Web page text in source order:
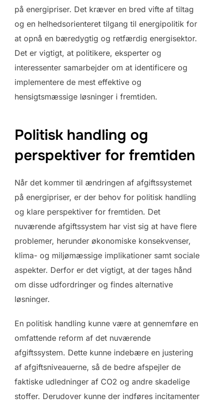
på energipriser. Det kræver en bred vifte af tiltag
og en helhedsorienteret tilgang til energipolitik for
at opnå en bæredygtig og retfærdig energisektor.
Det er vigtigt, at politikere, eksperter og
interessenter samarbejder om at identificere og
implementere de mest effektive og
hensigtsmæssige løsninger i fremtiden.
Politisk handling og
perspektiver for fremtiden
Når det kommer til ændringen af afgiftssystemet
på energipriser, er der behov for politisk handling
og klare perspektiver for fremtiden. Det
nuværende afgiftssystem har vist sig at have flere
problemer, herunder økonomiske konsekvenser,
klima- og miljømæssige implikationer samt sociale
aspekter. Derfor er det vigtigt, at der tages hånd
om disse udfordringer og findes alternative
løsninger.
En politisk handling kunne være at gennemføre en
omfattende reform af det nuværende
afgiftssystem. Dette kunne indebære en justering
af afgiftsniveauerne, så de bedre afspejler de
faktiske udledninger af CO2 og andre skadelige
stoffer. Derudover kunne der indføres incitamenter